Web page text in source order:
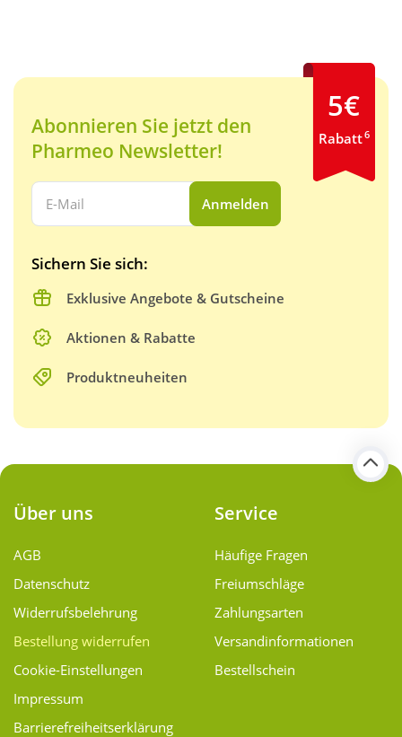
Abonnieren Sie jetzt den
Pharmeo Newsletter!
Ihre E-Mail Adresse:
Anmelden
Sichern Sie sich:
Exklusive Angebote & Gutscheine
Aktionen & Rabatte
Produktneuheiten
5€
Rabatt6
Über uns
AGB
Datenschutz
Widerrufsbelehrung
Bestellung widerrufen
Cookie-Einstellungen
Impressum
Barrierefreiheitserklärung
Service
Häufige Fragen
Freiumschläge
Zahlungsarten
Versand­informationen
Bestellschein